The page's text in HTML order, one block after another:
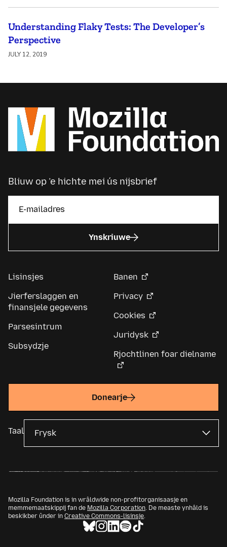
Understanding Flaky Tests: The Developer’s
Perspective
JULY 12, 2019
Bliuw op ’e hichte mei ús nijsbrief
Ynskriuwe
Lisinsjes
Jierferslaggen en
finansjele gegevens
Parsesintrum
Subsydzje
Banen
Privacy
Cookies
Juridysk
Rjochtlinen foar dielname
Donearje
Taal
Mozilla Foundation is in wrâldwide non-profitorganisaasje en
memmemaatskippij fan de Mozilla Corporation. De measte ynhâld is
beskikber ûnder in Creative Commons-lisinsje.